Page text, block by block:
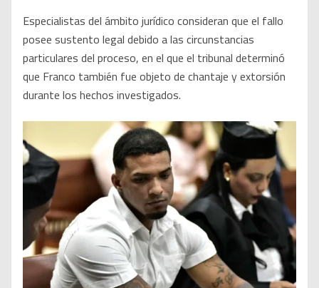
Especialistas del ámbito jurídico consideran que el fallo
posee sustento legal debido a las circunstancias
particulares del proceso, en el que el tribunal determinó
que Franco también fue objeto de chantaje y extorsión
durante los hechos investigados.